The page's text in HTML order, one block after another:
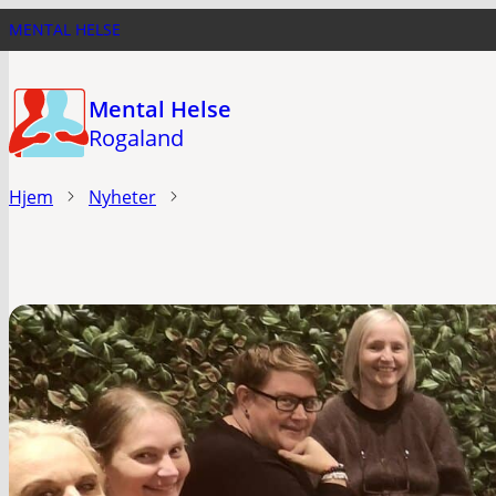
Hopp
til
hovedinnhold
MENTAL HELSE
Mental Helse
Rogaland
Hjem Nyheter